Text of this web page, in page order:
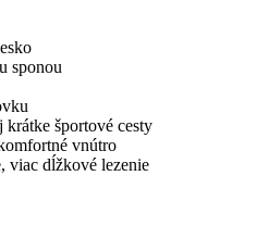
sponou
krátke športové cesty
vnútro
viac dĺžkové lezenie